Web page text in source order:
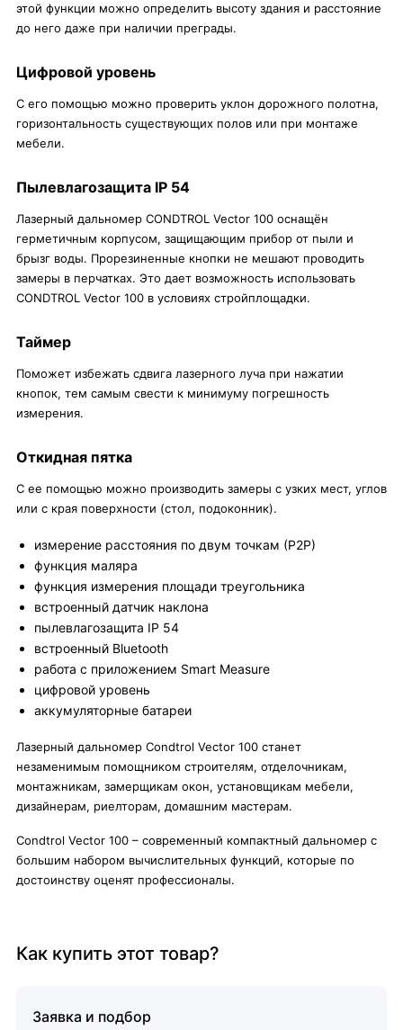
этой функции можно определить высоту здания и расстояние
до него даже при наличии преграды.
Цифровой уровень
С его помощью можно проверить уклон дорожного полотна,
горизонтальность существующих полов или при монтаже
мебели.
Пылевлагозащита IP 54
Лазерный дальномер CONDTROL Vector 100 оснащён
герметичным корпусом, защищающим прибор от пыли и
брызг воды. Прорезиненные кнопки не мешают проводить
замеры в перчатках. Это дает возможность использовать
CONDTROL Vector 100 в условиях стройплощадки.
Таймер
Поможет избежать сдвига лазерного луча при нажатии
кнопок, тем самым свести к минимуму погрешность
измерения.
Откидная пятка
С ее помощью можно производить замеры с узких мест, углов
или с края поверхности (стол, подоконник).
измерение расстояния по двум точкам (Р2Р)
функция маляра
функция измерения площади треугольника
встроенный датчик наклона
пылевлагозащита IP 54
встроенный Bluetooth
работа с приложением Smart Measure
цифровой уровень
аккумуляторные батареи
Лазерный дальномер Condtrol Vector 100 станет
незаменимым помощником строителям, отделочникам,
монтажникам, замерщикам окон, установщикам мебели,
дизайнерам, риелторам, домашним мастерам.
Condtrol Vector 100 – современный компактный дальномер с
большим набором вычислительных функций, которые по
достоинству оценят профессионалы.
Как купить этот товар?
Заявка и подбор